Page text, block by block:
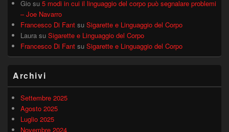
Gio su 5 modi in cui il linguaggio del corpo può segnalare problemi
– Joe Navarro
Francesco Di Fant su Sigarette e Linguaggio del Corpo
Laura su Sigarette e Linguaggio del Corpo
Francesco Di Fant su Sigarette e Linguaggio del Corpo
Archivi
Settembre 2025
Agosto 2025
Luglio 2025
Novembre 2024